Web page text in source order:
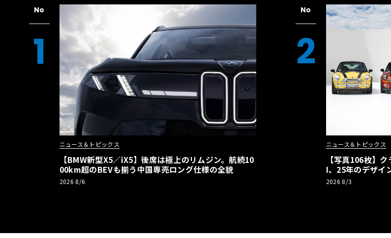
No
1
ニュース＆トピックス
【BMW新型X5／iX5】後席は極上のリムジン。航続10
00km超のBEVも揃う中国専売ロング仕様の全貌
2026 8/6
No
2
ニュース＆トピックス
【写真106枚】
I、25年のデザイ
2026 8/3